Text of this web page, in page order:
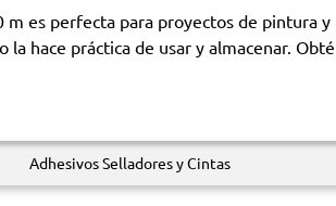
es perfecta para proyectos de pintura
hace práctica de usar y almacenar.
Adhesivos Selladores y Cintas